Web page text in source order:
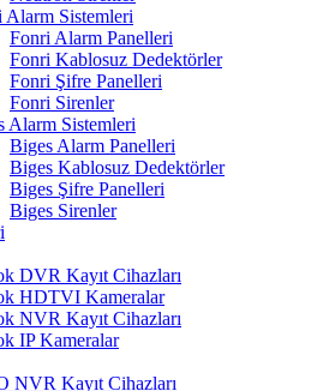
Alarm Sistemleri
Fonri Alarm Panelleri
Fonri Kablosuz Dedektörler
Fonri Şifre Panelleri
Fonri Sirenler
Alarm Sistemleri
Biges Alarm Panelleri
Biges Kablosuz Dedektörler
Biges Şifre Panelleri
Biges Sirenler
DVR Kayıt Cihazları
HDTVI Kameralar
NVR Kayıt Cihazları
IP Kameralar
NVR Kayıt Cihazları